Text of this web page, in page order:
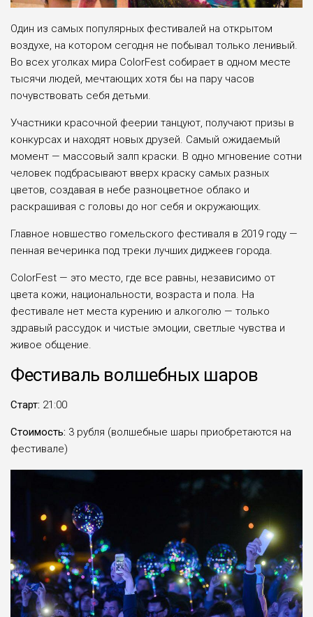
Один из самых популярных фестивалей на открытом
воздухе, на котором сегодня не побывал только ленивый.
Во всех уголках мира ColorFest собирает в одном месте
тысячи людей, мечтающих хотя бы на пару часов
почувствовать себя детьми.
Участники красочной феерии танцуют, получают призы в
конкурсах и находят новых друзей. Самый ожидаемый
момент — массовый залп краски. В одно мгновение сотни
человек подбрасывают вверх краску самых разных
цветов, создавая в небе разноцветное облако и
раскрашивая с головы до ног себя и окружающих.
Главное новшество гомельского фестиваля в 2019 году —
пенная вечеринка под треки лучших диджеев города.
ColorFest — это место, где все равны, независимо от
цвета кожи, национальности, возраста и пола. На
фестивале нет места курению и алкоголю — только
здравый рассудок и чистые эмоции, светлые чувства и
живое общение.
Фестиваль волшебных шаров
Старт: 21:00
Стоимость: 3 рубля (волшебные шары приобретаются на
фестивале)